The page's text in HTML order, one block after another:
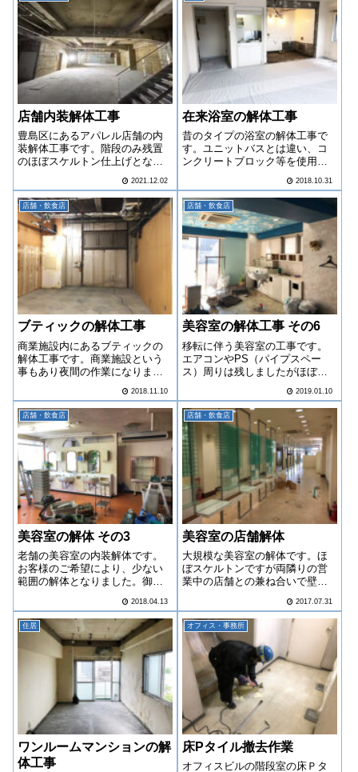
店舗内装解体工事
豊島区にあるアパレル店舗の内
装解体工事です。階段のみ残置
のほぼスケルトン仕上げとなり
2021.12.02
在来浴室の解体工事
昔のタイプの浴室の解体工事で
す。ユニットバスとは違い、コ
ンクリートブロック等を使用し
で、実際の作業も大変ですが埃
や音の対策にも気を遣いまし
た。
2018.10.31
店舗・飲食店
ブティックの解体工事
商業施設内にあるブティックの
解体工事です。商業施設という
事もあり夜間の作業になりまし
2018.11.10
店舗・飲食店
美容室の解体工事 その6
移転に伴う美容室の工事です。
エアコンやPS（パイプスペー
ス）周りは残しましたがほぼス
2019.01.10
店舗・飲食店
美容室の解体 その3
老舗の美容室の内装解体です。
お客様のご希望により、少ない
範囲の解体となりました。御高
けを手伝いながらの作業でし
た。その甲斐もあり、大変喜ん
でいただきました。
2018.04.13
店舗・飲食店
美容室の店舗解体
大規模な美容室の解体です。ほ
ぼスケルトンですが両隣りの営
業中の店舗との兼ね合いで壁面
下地を残しての解体となりまし
た。
2017.07.31
住居
ワンルームマンションの解
体工事
オフィス・事務所
床Pタイル撤去作業
オフィスビルの階段室の床Ｐタ